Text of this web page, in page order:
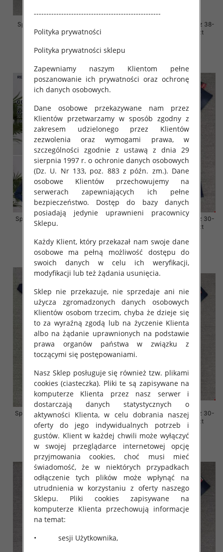
Spodnie damskie jeansy Roz L-
4XL, 1 Kolor Paczka 12 szt
54.00 zł
Spodnie damskie jeansy Roz 38-
48, 1 Kolor Paczka 12 szt
Spodnie damskie jeansy Roz 38-
48, 1 Kolor Paczka 12 szt
54.00 zł
szczegóły
Spodnie damskie jeansy Roz 30-
38, 1 Kolor Paczka 10 szt
68.00 zł
szczegóły
Spodnie damskie jeansy Roz 30-
38, 1 Kolor Paczka 10 szt
68.00 zł
szczegóły
Spodnie damskie jeansy Roz 30-
38, 1 Kolor Paczka 10 szt
68.00 zł
szczegóły
---------------------------------------------------
Polityka prywatności
Polityka prywatności sklepu
Zapewniamy naszym Klientom pełne
poszanowanie ich prywatności oraz ochronę
ich danych osobowych.
Dane osobowe przekazywane nam przez
Klientów przetwarzamy w sposób zgodny z
zakresem udzielonego przez Klientów
zezwolenia oraz wymogami prawa, w
szczególności zgodnie z ustawą z dnia 29
sierpnia 1997 r. o ochronie danych osobowych
(Dz. U. Nr 133, poz. 883 z późn. zm.). Dane
osobowe Klientów przechowujemy na
serwerach zapewniających ich pełne
bezpieczeństwo. Dostęp do bazy danych
posiadają jedynie uprawnieni pracownicy
Sklepu.
Każdy Klient, który przekazał nam swoje dane
osobowe ma pełną możliwość dostępu do
swoich danych w celu ich weryfikacji,
modyfikacji lub też żądania usunięcia.
Sklep nie przekazuje, nie sprzedaje ani nie
użycza zgromadzonych danych osobowych
Klientów osobom trzecim, chyba że dzieje się
to za wyraźną zgodą lub na życzenie Klienta
albo na żądanie uprawnionych na podstawie
prawa organów państwa w związku z
toczącymi się postępowaniami.
Nasz Sklep posługuje się również tzw. plikami
cookies (ciasteczka). Pliki te są zapisywane na
komputerze Klienta przez nasz serwer i
dostarczają danych statystycznych o
aktywności Klienta, w celu dobrania naszej
oferty do jego indywidualnych potrzeb i
gustów. Klient w każdej chwili może wyłączyć
w swojej przeglądarce internetowej opcję
przyjmowania cookies, choć musi mieć
świadomość, że w niektórych przypadkach
odłączenie tych plików może wpłynąć na
utrudnienia w korzystaniu z oferty naszego
Sklepu. Pliki cookies zapisywane na
komputerze Klienta przechowują informacje
na temat:
• sesji Użytkownika,